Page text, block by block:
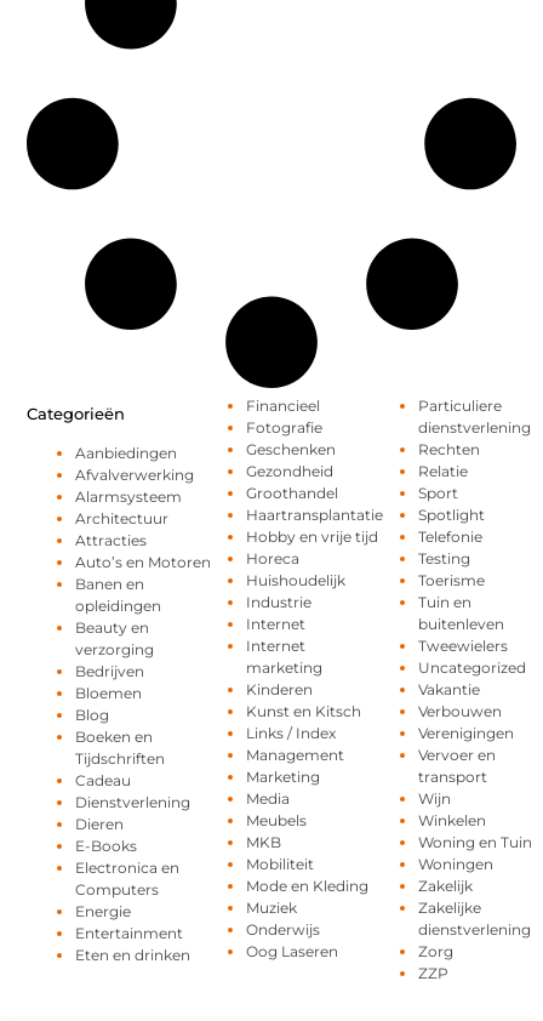
Categorieën
Aanbiedingen
Afvalverwerking
Alarmsysteem
Architectuur
Attracties
Auto’s en Motoren
Banen en
opleidingen
Beauty en
verzorging
Bedrijven
Bloemen
Blog
Boeken en
Tijdschriften
Cadeau
Dienstverlening
Dieren
E-Books
Electronica en
Computers
Energie
Entertainment
Eten en drinken
Financieel
Fotografie
Geschenken
Gezondheid
Groothandel
Haartransplantatie
Hobby en vrije tijd
Horeca
Huishoudelijk
Industrie
Internet
Internet
marketing
Kinderen
Kunst en Kitsch
Links / Index
Management
Marketing
Media
Meubels
MKB
Mobiliteit
Mode en Kleding
Muziek
Onderwijs
Oog Laseren
Particuliere
dienstverlening
Rechten
Relatie
Sport
Spotlight
Telefonie
Testing
Toerisme
Tuin en
buitenleven
Tweewielers
Uncategorized
Vakantie
Verbouwen
Verenigingen
Vervoer en
transport
Wijn
Winkelen
Woning en Tuin
Woningen
Zakelijk
Zakelijke
dienstverlening
Zorg
ZZP